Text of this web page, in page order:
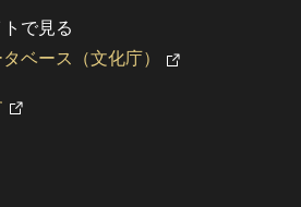
で見る
ベース（文化庁）